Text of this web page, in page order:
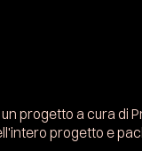
un progetto a cura
progetto e